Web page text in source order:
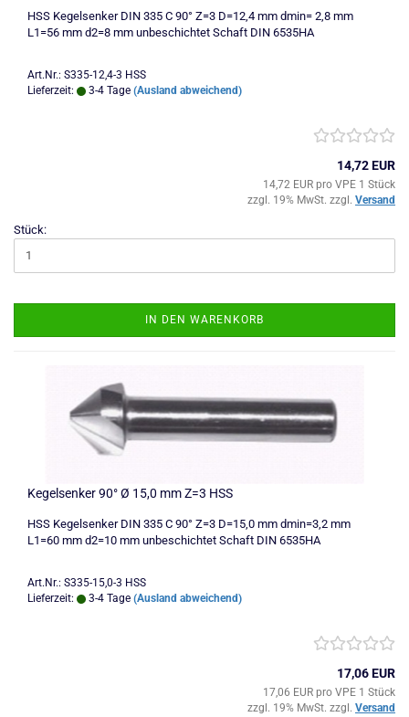
HSS Kegelsenker DIN 335 C 90° Z=3 D=12,4 mm dmin= 2,8 mm
L1=56 mm d2=8 mm unbeschichtet Schaft DIN 6535HA
Art.Nr.: S335-12,4-3 HSS
Lieferzeit:
3-4 Tage (Ausland abweichend)
14,72 EUR
14,72 EUR pro VPE 1 Stück
zzgl. 19% MwSt. zzgl. Versand
Stück:
IN DEN WARENKORB
Kegelsenker 90° Ø 15,0 mm Z=3 HSS
HSS Kegelsenker DIN 335 C 90° Z=3 D=15,0 mm dmin=3,2 mm
L1=60 mm d2=10 mm unbeschichtet Schaft DIN 6535HA
Art.Nr.: S335-15,0-3 HSS
Lieferzeit:
3-4 Tage (Ausland abweichend)
17,06 EUR
17,06 EUR pro VPE 1 Stück
zzgl. 19% MwSt. zzgl. Versand